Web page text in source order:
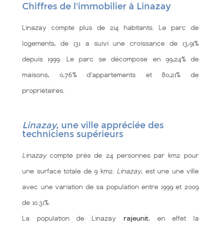
Chiffres de l'immobilier à Linazay
Linazay compte plus de 214 habitants. Le parc de
logements, de 131 a suivi une croissance de 13,91%
depuis 1999. Le parc se décompose en 99,24% de
maisons, 0,76% d'appartements et 80,21% de
propriétaires.
Linazay, une ville appréciée des
techniciens supérieurs
Linazaycompte près de 24 personnes par km2 pour
une surface totale de 9 km2. Linazay, est une une ville
avec une variation de sa population entre 1999 et 2009
de 10.31%.
La population de Linazay rajeunit, en effet la